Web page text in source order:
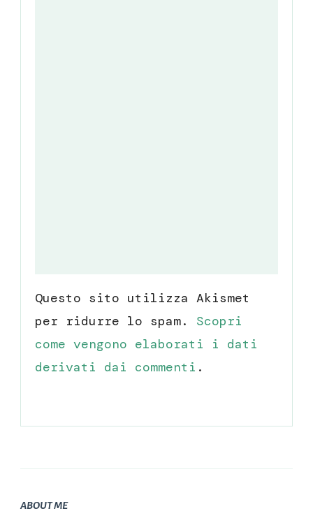
Questo sito utilizza Akismet
per ridurre lo spam. Scopri
come vengono elaborati i dati
derivati dai commenti .
ABOUT ME